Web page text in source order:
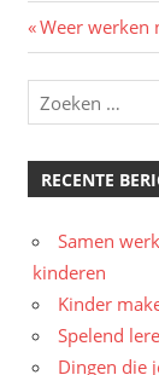
Bericht
Vorig
bericht:
Weer werken
RECENTE
Samen
kinderen
Kinder
Spelend
Dingen die